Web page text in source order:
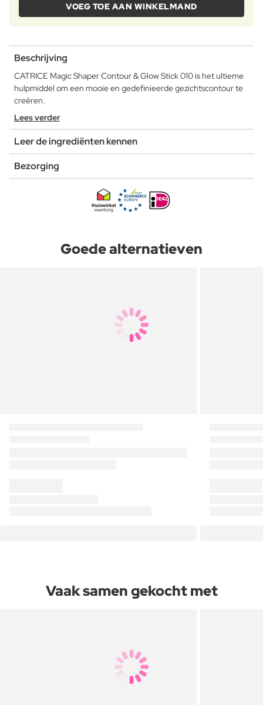
VOEG TOE AAN WINKELMAND
Beschrijving
CATRICE Magic Shaper Contour & Glow Stick 010 is het ultieme
hulpmiddel om een mooie en gedefinieerde gezichtscontour te
creëren.
Lees verder
Leer de ingrediënten kennen
Bezorging
Goede alternatieven
Vaak samen gekocht met